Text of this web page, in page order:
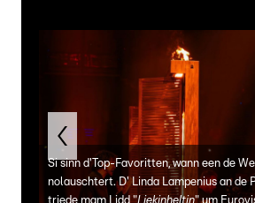
Si sinn d'Top-Favoritten, wann een de
nolauschtert. D' Linda Lampenius an de
triede mam Lidd "Liekinheltin" um